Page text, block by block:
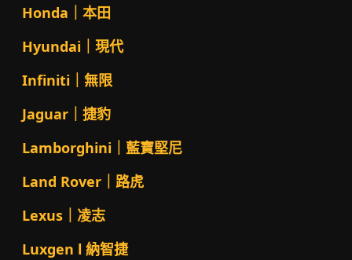
Honda｜本田
Hyundai｜現代
Infiniti｜無限
Jaguar｜捷豹
Lamborghini｜藍寶堅尼
Land Rover｜路虎
Lexus｜凌志
Luxgen l 納智捷